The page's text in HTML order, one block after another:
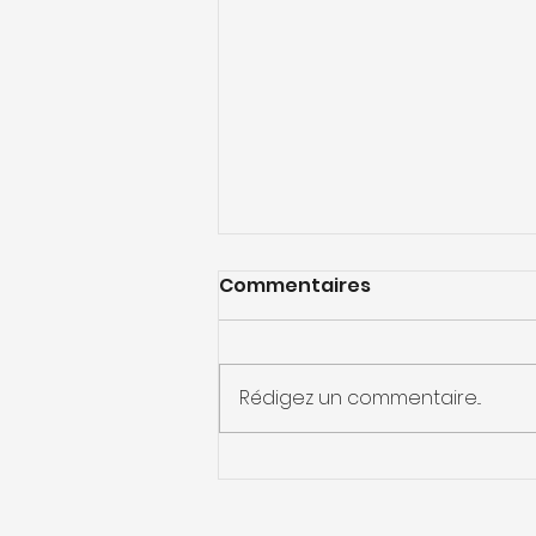
Commentaires
Rédigez un commentaire...